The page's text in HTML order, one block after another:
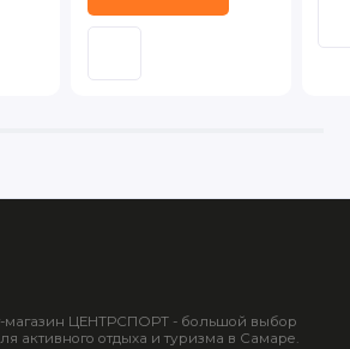
магазин ЦЕНТРСПОРТ - большой выбор
активного отдыха и туризма в Самаре.